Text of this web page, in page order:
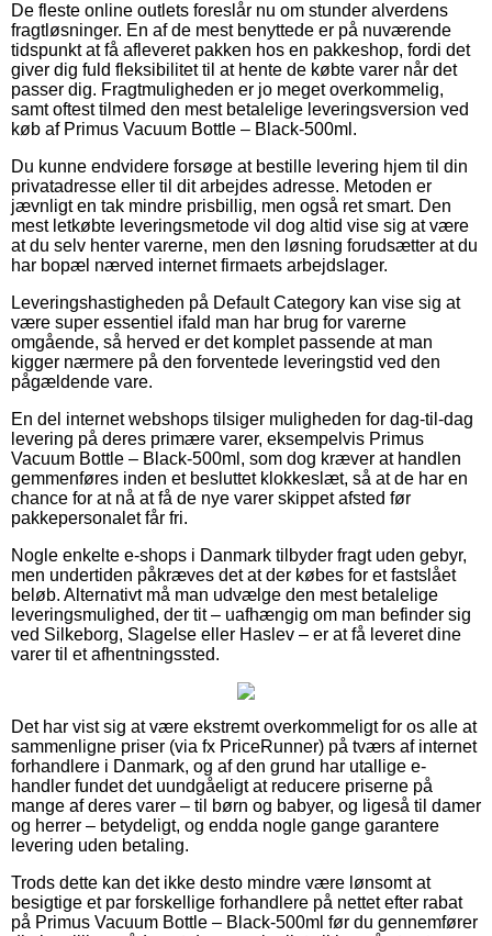
De fleste online outlets foreslår nu om stunder alverdens
fragtløsninger. En af de mest benyttede er på nuværende
tidspunkt at få afleveret pakken hos en pakkeshop, fordi det
giver dig fuld fleksibilitet til at hente de købte varer når det
passer dig. Fragtmuligheden er jo meget overkommelig,
samt oftest tilmed den mest betalelige leveringsversion ved
køb af Primus Vacuum Bottle – Black-500ml.
Du kunne endvidere forsøge at bestille levering hjem til din
privatadresse eller til dit arbejdes adresse. Metoden er
jævnligt en tak mindre prisbillig, men også ret smart. Den
mest letkøbte leveringsmetode vil dog altid vise sig at være
at du selv henter varerne, men den løsning forudsætter at du
har bopæl nærved internet firmaets arbejdslager.
Leveringshastigheden på Default Category kan vise sig at
være super essentiel ifald man har brug for varerne
omgående, så herved er det komplet passende at man
kigger nærmere på den forventede leveringstid ved den
pågældende vare.
En del internet webshops tilsiger muligheden for dag-til-dag
levering på deres primære varer, eksempelvis Primus
Vacuum Bottle – Black-500ml, som dog kræver at handlen
gemmenføres inden et besluttet klokkeslæt, så at de har en
chance for at nå at få de nye varer skippet afsted før
pakkepersonalet får fri.
Nogle enkelte e-shops i Danmark tilbyder fragt uden gebyr,
men undertiden påkræves det at der købes for et fastslået
beløb. Alternativt må man udvælge den mest betalelige
leveringsmulighed, der tit – uafhængig om man befinder sig
ved Silkeborg, Slagelse eller Haslev – er at få leveret dine
varer til et afhentningssted.
Det har vist sig at være ekstremt overkommeligt for os alle at
sammenligne priser (via fx PriceRunner) på tværs af internet
forhandlere i Danmark, og af den grund har utallige e-
handler fundet det uundgåeligt at reducere priserne på
mange af deres varer – til børn og babyer, og ligeså til damer
og herrer – betydeligt, og endda nogle gange garantere
levering uden betaling.
Trods dette kan det ikke desto mindre være lønsomt at
besigtige et par forskellige forhandlere på nettet efter rabat
på Primus Vacuum Bottle – Black-500ml før du gennemfører